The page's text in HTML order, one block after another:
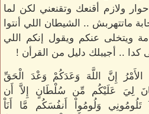
ولازم أقنعك وتقنعني لكن لما
.. الشيطان اللي أنتوا
ويتخلى عنكم ويقول إنكم اللي
كدا .. أجيبلك دليل من القرأن !
إِنَّ اللَّهَ وَعَدَكُمْ وَعْدَ الْحَقِّ
لِيَ عَلَيْكُم مِّن سُلْطَانٍ إِلاَّ أَن
وَلُومُواْ أَنفُسَكُم مَّا أَنَاْ